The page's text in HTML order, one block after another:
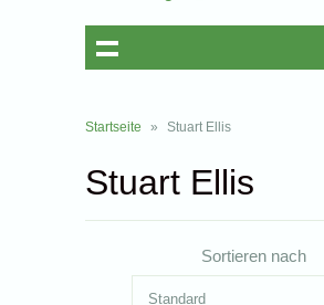
Startseite » Stuart Ellis
Stuart Ellis
Sortieren nach